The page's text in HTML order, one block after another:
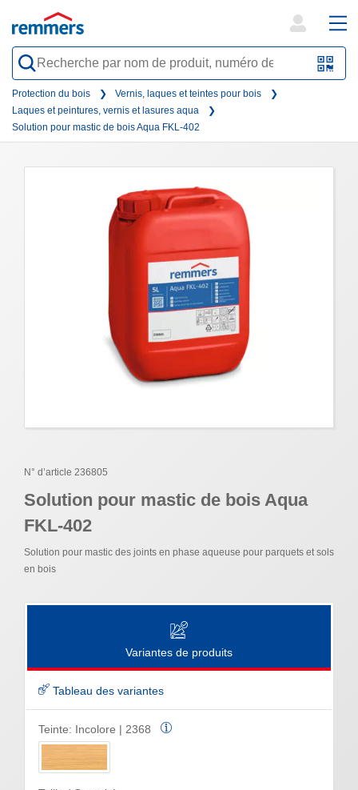
QR-
search
form
Protection du bois
Vernis, laques et teintes pour bois
Laques et peintures, vernis et lasures aqua
Solution pour mastic de bois Aqua FKL-402
N° d’article 236805
Solution pour mastic de bois Aqua
FKL-402
Solution pour mastic des joints en phase aqueuse pour parquets et sols
en bois
Variantes de produits
Tableau des variantes
Teinte: Incolore | 2368